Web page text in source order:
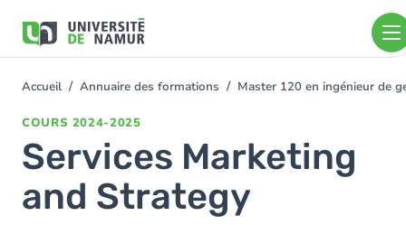
contenu
You
Accueil Annuaire des formations Master 120 en ingénieur de
COURS 2024-2025
Services Marketing
and Strategy